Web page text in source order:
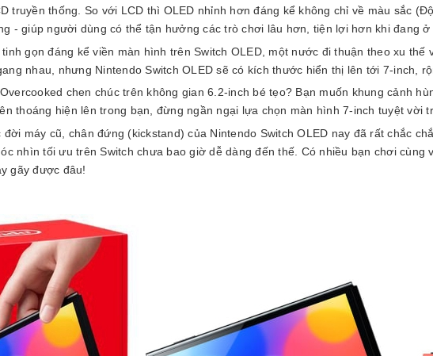
truyền thống. So với LCD thì OLED nhỉnh hơn đáng kể không chỉ về màu sắc
- giúp người dùng có thể tận hưởng các trò chơi lâu hơn, tiện lợi hơn khi đang ở
gọn đáng kể viền màn hình trên Switch OLED, một nước đi thuận theo xu
nhau, nhưng Nintendo Switch OLED sẽ có kích thước hiển thị lên tới 7-inch,
chen chúc trên không gian 6.2-inch bé tẹo? Bạn muốn khung cảnh
thoáng hiện lên trong bạn, đừng ngần ngại lựa chọn màn hình 7-inch tuyệt vời
máy cũ, chân đứng (kickstand) của Nintendo Switch OLED nay đã rất chắc
nhìn tối ưu trên Switch chưa bao giờ dễ dàng đến thế. Có nhiều bạn chơi
gãy được đâu!